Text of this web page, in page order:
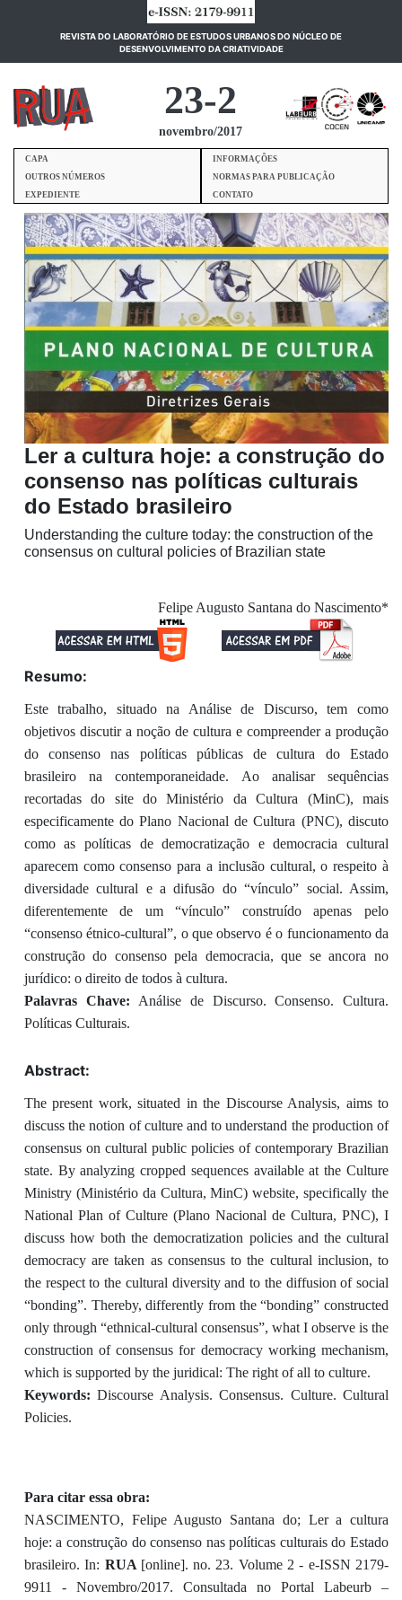
REVISTA DO LABORATÓRIO DE ESTUDOS URBANOS DO NÚCLEO DE
DESENVOLVIMENTO DA CRIATIVIDADE(current)
23-2
novembro/2017
CAPA
INFORMAÇÕES
OUTROS NÚMEROS
NORMAS PARA PUBLICAÇÃO
EXPEDIENTE
CONTATO
Ler a cultura hoje: a construção do
consenso nas políticas culturais
do Estado brasileiro
Understanding the culture today: the construction of the
consensus on cultural policies of Brazilian state
Felipe Augusto Santana do Nascimento*
Resumo:
Este trabalho, situado na Análise de Discurso, tem como
objetivos discutir a noção de cultura e compreender a produção
do consenso nas políticas públicas de cultura do Estado
brasileiro na contemporaneidade. Ao analisar sequências
recortadas do site do Ministério da Cultura (MinC), mais
especificamente do Plano Nacional de Cultura (PNC), discuto
como as políticas de democratização e democracia cultural
aparecem como consenso para a inclusão cultural, o respeito à
diversidade cultural e a difusão do “vínculo” social. Assim,
diferentemente de um “vínculo” construído apenas pelo
“consenso étnico-cultural”, o que observo é o funcionamento da
construção do consenso pela democracia, que se ancora no
jurídico: o direito de todos à cultura.
Palavras Chave: Análise de Discurso. Consenso. Cultura.
Políticas Culturais.
Abstract:
The present work, situated in the Discourse Analysis, aims to
discuss the notion of culture and to understand the production of
consensus on cultural public policies of contemporary Brazilian
state. By analyzing cropped sequences available at the Culture
Ministry (Ministério da Cultura, MinC) website, specifically the
National Plan of Culture (Plano Nacional de Cultura, PNC), I
discuss how both the democratization policies and the cultural
democracy are taken as consensus to the cultural inclusion, to
the respect to the cultural diversity and to the diffusion of social
“bonding”. Thereby, differently from the “bonding” constructed
only through “ethnical-cultural consensus”, what I observe is the
construction of consensus for democracy working mechanism,
which is supported by the juridical: The right of all to culture.
Keywords:Discourse Analysis. Consensus. Culture. Cultural
Policies.
Para citar essa obra:
NASCIMENTO, Felipe Augusto Santana do; Ler a cultura
hoje: a construção do consenso nas políticas culturais do Estado
brasileiro. In: RUA [online]. no. 23. Volume 2 - e-ISSN 2179-
9911 - Novembro/2017. Consultada no Portal Labeurb –